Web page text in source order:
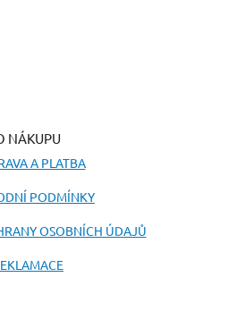
NÁKUPU
A PLATBA
PODMÍNKY
OSOBNÍCH ÚDAJŮ